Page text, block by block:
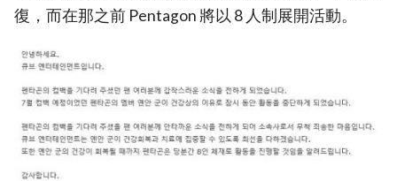
復，而在那之前 Pentagon 將以 8 人制展開活動。